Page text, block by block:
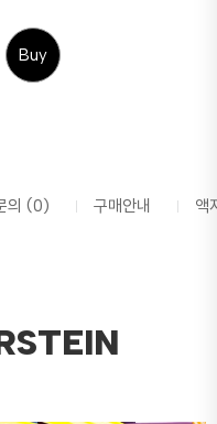
Buy
의 (0) 구매안내 액